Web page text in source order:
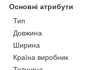
Основні атрибути
Тип
Довжина
Ширина
Країна виробник